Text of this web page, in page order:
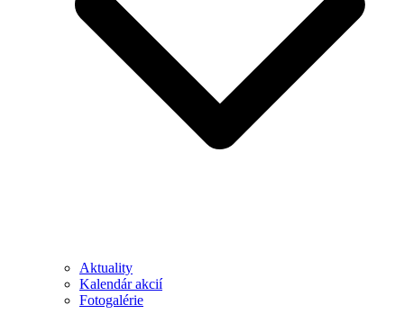
Aktuality
Kalendár akcií
Fotogalérie